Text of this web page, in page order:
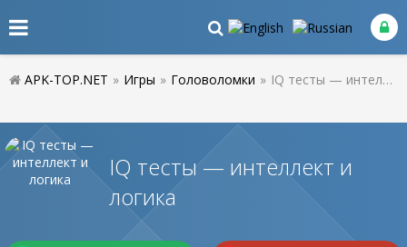
APK-TOP.NET » Игры » Головоломки » IQ тесты — интеллект и логика
IQ тесты — интеллект и
логика